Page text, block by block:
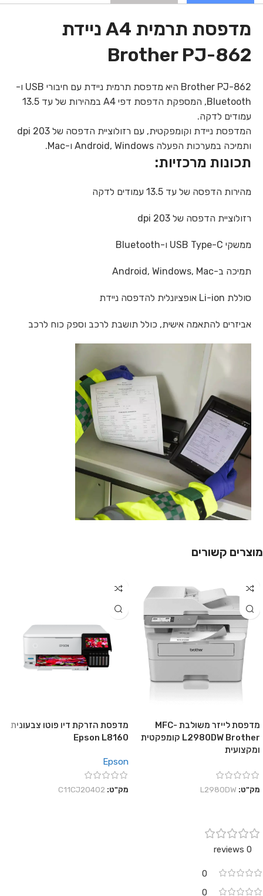
מדפסת תרמית A4 ניידת
Brother PJ-862
Brother PJ-862 היא מדפסת תרמית ניידת עם חיבורי USB ו-
Bluetooth, המספקת הדפסת דפי A4 במהירות של עד 13.5
עמודים לדקה.
המדפסת ניידת וקומפקטית, עם רזולוציית הדפסה של 203 dpi
ותמיכה במערכות הפעלה Android, Windows ו-Mac.
תכונות מרכזיות:
מהירות הדפסה של עד 13.5 עמודים לדקה
רזולוציית הדפסה של 203 dpi
ממשקי USB Type-C ו-Bluetooth
תמיכה ב-Android, Windows, Mac
סוללת Li-ion אופציונלית להדפסה ניידת
אביזרים להתאמה אישית, כולל תושבת לרכב וספק כוח לרכב
מוצרים קשורים
מדפסת לייזר משולבת MFC-
L2980DW Brother קומפקטית
ומקצועית
מק"ט: L2980DW
מדפסת הזרקת דיו פוטו צבעונית
Epson L8160
Epson
מק"ט: C11CJ20402
0 reviews
0
0